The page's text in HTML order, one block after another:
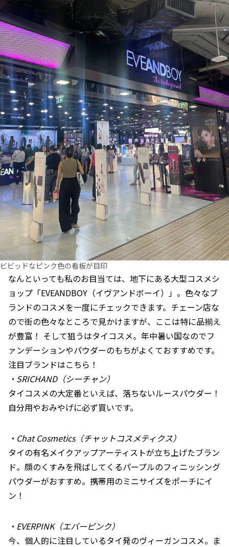
ビビッドなピンク色の看板が目印
なんといっても私のお目当ては、地下にある大型コスメシ
ョップ「EVEANDBOY（イヴアンドボーイ）」。色々なブ
ランドのコスメを一度にチェックできます。チェーン店な
ので街の色々なところで見かけますが、ここは特に品揃え
が豊富！ そして狙うはタイコスメ。年中暑い国なのでフ
ァンデーションやパウダーのもちがよくておすすめです。
注目ブランドはこちら！
・SRICHAND（シーチャン）
タイコスメの大定番といえば、落ちないルースパウダー！
自分用やおみやげに必ず買いです。
・Chat Cosmetics（チャットコスメティクス）
タイの有名メイクアップアーティストが立ち上げたブラン
ド。顔のくすみを飛ばしてくるパープルのフィニッシング
パウダーがおすすめ。携帯用のミニサイズをポーチにイ
ン！
・EVERPINK（エバーピンク）
今、個人的に注目しているタイ発のヴィーガンコスメ。ま